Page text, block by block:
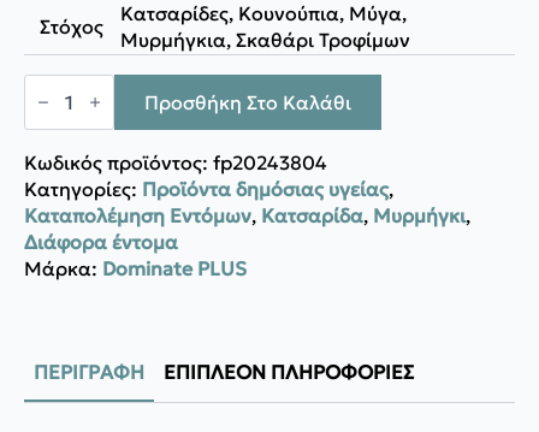
Στόχος
Κατσαρίδες, Κουνούπια, Μύγα,
Μυρμήγκια, Σκαθάρι Τροφίμων
Dominate
Plus
TETRAPIU
ποσότητα
Προσθήκη Στο Καλάθι
Κωδικός προϊόντος: fp20243804
Κατηγορίες: Προϊόντα δημόσιας υγείας,
Καταπολέμηση Εντόμων, Κατσαρίδα, Μυρμήγκι,
Διάφορα έντομα
Μάρκα: Dominate PLUS
ΠΕΡΙΓΡΑΦΉ ΕΠΙΠΛΈΟΝ ΠΛΗΡΟΦΟΡΊΕΣ